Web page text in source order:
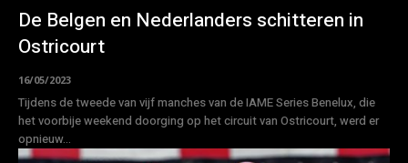
De Belgen en Nederlanders schitteren in
Ostricourt
16/05/2023
Tijdens de tweede van vijf manches van de IAME Series Benelux, die
het voorbije weekend doorging op het circuit van Ostricourt, werd er
opnieuw...